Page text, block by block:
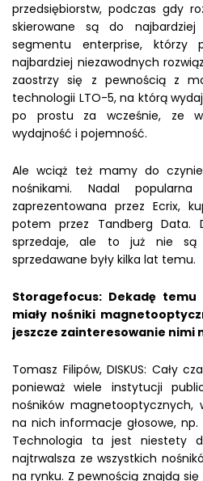
przedsiębiorstw, podczas gdy
skierowane są do najbardziej
segmentu enterprise, którzy
najbardziej niezawodnych
zaostrzy się z pewnością z
technologii LTO-5, na którą
po prostu za wcześnie, ze
wydajność i pojemność.
Ale wciąż też mamy do
nośnikami. Nadal
zaprezentowana przez Ecrix,
potem przez Tandberg Data.
sprzedaje, ale to już nie
sprzedawane były kilka lat temu.
Storagefocus: Dekadę
miały nośniki
jeszcze zainteresowanie nimi
Tomasz Filipów, DISKUS: Cały
ponieważ wiele instytucji
nośników magnetooptycznych,
na nich informacje głosowe,
Technologia ta jest niestety
najtrwalsza ze wszystkich
na rynku. Z pewnością znajdą się